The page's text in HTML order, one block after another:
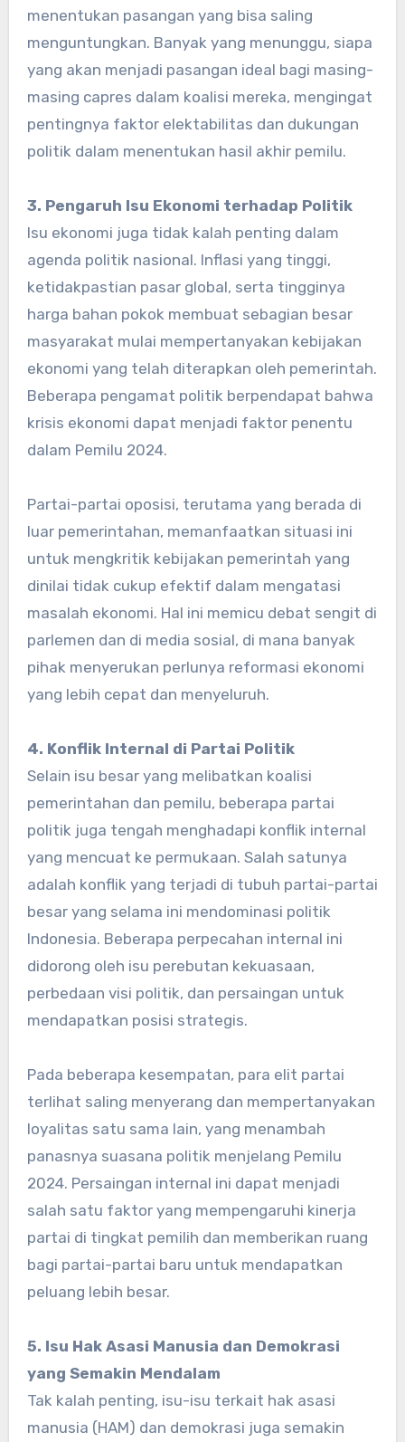
menentukan pasangan yang bisa saling
menguntungkan. Banyak yang menunggu, siapa
yang akan menjadi pasangan ideal bagi masing-
masing capres dalam koalisi mereka, mengingat
pentingnya faktor elektabilitas dan dukungan
politik dalam menentukan hasil akhir pemilu.
3. Pengaruh Isu Ekonomi terhadap Politik
Isu ekonomi juga tidak kalah penting dalam
agenda politik nasional. Inflasi yang tinggi,
ketidakpastian pasar global, serta tingginya
harga bahan pokok membuat sebagian besar
masyarakat mulai mempertanyakan kebijakan
ekonomi yang telah diterapkan oleh pemerintah.
Beberapa pengamat politik berpendapat bahwa
krisis ekonomi dapat menjadi faktor penentu
dalam Pemilu 2024.
Partai-partai oposisi, terutama yang berada di
luar pemerintahan, memanfaatkan situasi ini
untuk mengkritik kebijakan pemerintah yang
dinilai tidak cukup efektif dalam mengatasi
masalah ekonomi. Hal ini memicu debat sengit di
parlemen dan di media sosial, di mana banyak
pihak menyerukan perlunya reformasi ekonomi
yang lebih cepat dan menyeluruh.
4. Konflik Internal di Partai Politik
Selain isu besar yang melibatkan koalisi
pemerintahan dan pemilu, beberapa partai
politik juga tengah menghadapi konflik internal
yang mencuat ke permukaan. Salah satunya
adalah konflik yang terjadi di tubuh partai-partai
besar yang selama ini mendominasi politik
Indonesia. Beberapa perpecahan internal ini
didorong oleh isu perebutan kekuasaan,
perbedaan visi politik, dan persaingan untuk
mendapatkan posisi strategis.
Pada beberapa kesempatan, para elit partai
terlihat saling menyerang dan mempertanyakan
loyalitas satu sama lain, yang menambah
panasnya suasana politik menjelang Pemilu
2024. Persaingan internal ini dapat menjadi
salah satu faktor yang mempengaruhi kinerja
partai di tingkat pemilih dan memberikan ruang
bagi partai-partai baru untuk mendapatkan
peluang lebih besar.
5. Isu Hak Asasi Manusia dan Demokrasi
yang Semakin Mendalam
Tak kalah penting, isu-isu terkait hak asasi
manusia (HAM) dan demokrasi juga semakin